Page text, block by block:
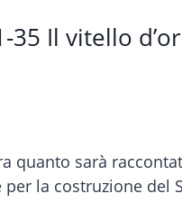
35 Il vitello
quanto sarà
la costruzione